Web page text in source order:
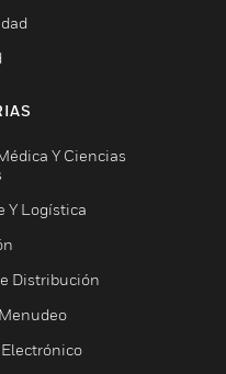
Y Ciencias
Y Logística
Distribución